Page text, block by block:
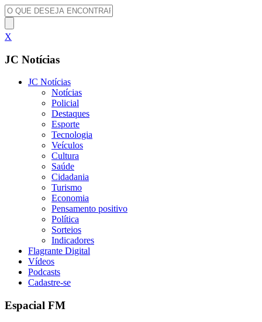
X
JC Notícias
JC Notícias
Notícias
Policial
Destaques
Esporte
Tecnologia
Veículos
Cultura
Saúde
Cidadania
Turismo
Economia
Pensamento positivo
Política
Sorteios
Indicadores
Flagrante Digital
Vídeos
Podcasts
Cadastre-se
Espacial FM